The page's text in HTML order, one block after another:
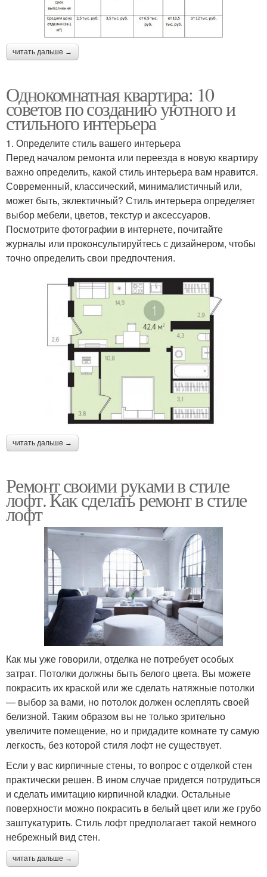
читать дальше →
Однокомнатная квартира: 10
советов по созданию уютного и
стильного интерьера
1. Определите стиль вашего интерьера
Перед началом ремонта или переезда в новую квартиру
важно определить, какой стиль интерьера вам нравится.
Современный, классический, минималистичный или,
может быть, эклектичный? Стиль интерьера определяет
выбор мебели, цветов, текстур и аксессуаров.
Посмотрите фотографии в интернете, почитайте
журналы или проконсультируйтесь с дизайнером, чтобы
точно определить свои предпочтения.
читать дальше →
Ремонт своими руками в стиле
лофт. Как сделать ремонт в стиле
лофт
Как мы уже говорили, отделка не потребует особых
затрат. Потолки должны быть белого цвета. Вы можете
покрасить их краской или же сделать натяжные потолки
— выбор за вами, но потолок должен ослеплять своей
белизной. Таким образом вы не только зрительно
увеличите помещение, но и придадите комнате ту самую
легкость, без которой стиля лофт не существует.
Если у вас кирпичные стены, то вопрос с отделкой стен
практически решен. В ином случае придется потрудиться
и сделать имитацию кирпичной кладки. Остальные
поверхности можно покрасить в белый цвет или же грубо
заштукатурить. Стиль лофт предполагает такой немного
небрежный вид стен.
читать дальше →